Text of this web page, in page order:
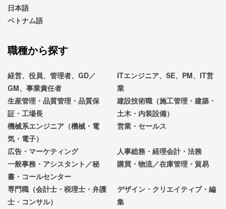
日本語
ベトナム語
職種から探す
経営、役員、管理者、GD／
GM、事業責任者
ITエンジニア、SE、PM、IT営
業
生産管理・品質管理・品質保
証・工場長
建設技術職（施工管理・建築・
土木・内装設備）
機械系エンジニア（機械・電
気・電子）
営業・セールス
広告・マーケティング
人事総務・経理会計・法務
一般事務・アシスタント／秘
書・コールセンター
購買・物流／在庫管理・貿易
専門職（会計士・税理士・弁護
士・コンサル）
デザイン・クリエイティブ・編
集